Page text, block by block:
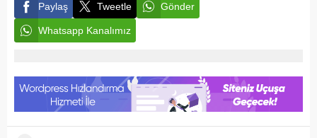
Paylaş Tweetle Gönder
Whatsapp Kanalımız